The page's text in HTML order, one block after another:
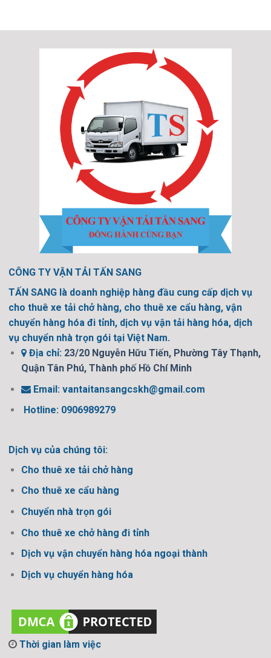
CÔNG TY VẬN TẢI TẤN SANG
TẤN SANG là doanh nghiệp hàng đầu cung cấp dịch vụ
cho thuê xe tải chở hàng, cho thuê xe cẩu hàng, vận
chuyển hàng hóa đi tỉnh, dịch vụ vận tải hàng hóa, dịch
vụ chuyển nhà trọn gói tại Việt Nam.
Địa chỉ: 23/20 Nguyễn Hữu Tiến, Phường Tây Thạnh,
Quận Tân Phú, Thành phố Hồ Chí Minh
Email:vantaitansangcskh@gmail.com
Hotline: 0906989279
Dịch vụ của chúng tôi:
Cho thuê xe tải chở hàng
Cho thuê xe cẩu hàng
Chuyển nhà trọn gói
Cho thuê xe chở hàng đi tỉnh
Dịch vụ vận chuyển hàng hóa ngoại thành
Dịch vụ chuyển hàng hóa
Thời gian làm việc